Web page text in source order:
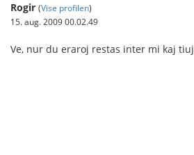
Rogir (Vise profilen)
15. aug. 2009 00.02.49
Ve, nur du eraroj restas inter mi kaj